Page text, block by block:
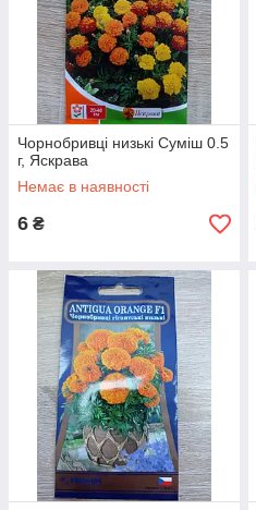
Чорнобривці низькі Суміш 0.5
г, Яскрава
Немає в наявності
6 ₴